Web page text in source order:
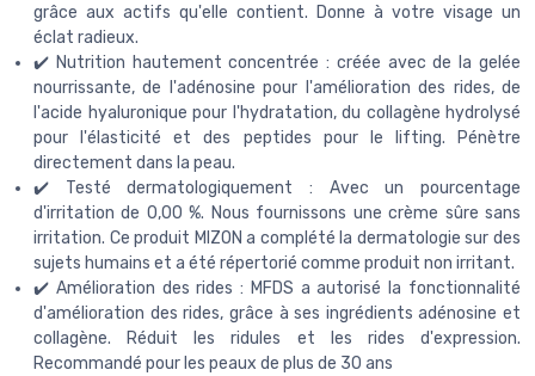
grâce aux actifs qu'elle contient. Donne à votre visage un
éclat radieux.
✔️ Nutrition hautement concentrée : créée avec de la gelée
nourrissante, de l'adénosine pour l'amélioration des rides, de
l'acide hyaluronique pour l'hydratation, du collagène hydrolysé
pour l'élasticité et des peptides pour le lifting. Pénètre
directement dans la peau.
✔️ Testé dermatologiquement : Avec un pourcentage
d'irritation de 0,00 %. Nous fournissons une crème sûre sans
irritation. Ce produit MIZON a complété la dermatologie sur des
sujets humains et a été répertorié comme produit non irritant.
✔️ Amélioration des rides : MFDS a autorisé la fonctionnalité
d'amélioration des rides, grâce à ses ingrédients adénosine et
collagène. Réduit les ridules et les rides d'expression.
Recommandé pour les peaux de plus de 30 ans